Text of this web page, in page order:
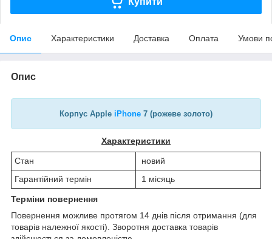
Опис Характеристики Доставка Оплата Умови
Опис
Корпус Apple iPhone 7 (рожеве золото)
Характеристики
Стан
новий
Гарантійний термін
1 місяць
Терміни повернення
Повернення можливе протягом 14 днів після отримання (для
товарів належної якості). Зворотня доставка товарів